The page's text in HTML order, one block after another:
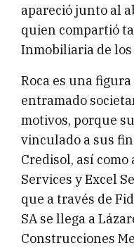
apareció junto al
quien compartió
Inmobiliaria de los
Roca es una
entramado
motivos, porque
vinculado a sus
Credisol, así
Services y Excel
que a través de
SA se llega a
Construcciones